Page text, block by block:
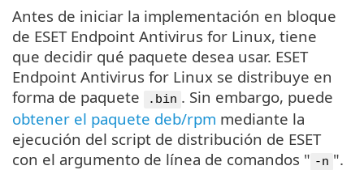
Antes de iniciar la implementación en bloque
de ESET Endpoint Antivirus for Linux, tiene
que decidir qué paquete desea usar. ESET
Endpoint Antivirus for Linux se distribuye en
forma de paquete
.bin . Sin embargo, puede
obtener el paquete deb/rpm mediante la
ejecución del script de distribución de ESET
con el argumento de línea de comandos " -n ".